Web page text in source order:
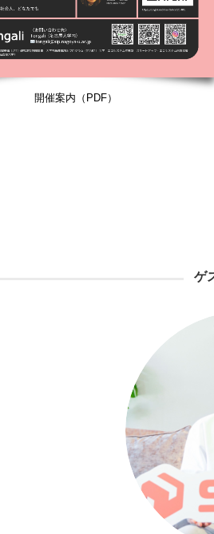
開催案内（PDF）
ゲ